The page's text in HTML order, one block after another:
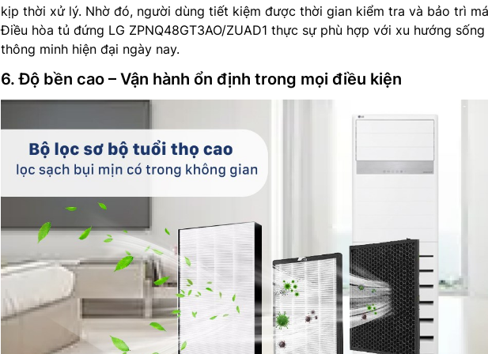
kịp thời xử lý. Nhờ đó, người dùng tiết kiệm được thời gian kiểm tra và bảo trì
Điều hòa tủ đứng LG ZPNQ48GT3AO/ZUAD1 thực sự phù hợp với xu hướng sống
thông minh hiện đại ngày nay.
6. Độ bền cao – Vận hành ổn định trong mọi điều kiện